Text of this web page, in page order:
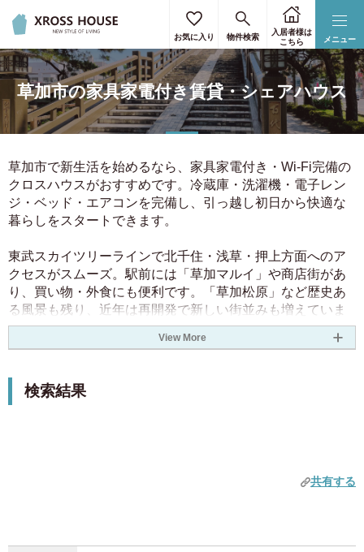
メニュー
お気に入り 物件検索
入居者様は
こちら
草加市の家具家電付き賃貸・シェアハウス
草加市で新生活を始めるなら、家具家電付き・Wi-Fi完備の
クロスハウスがおすすめです。冷蔵庫・洗濯機・電子レン
ジ・ベッド・エアコンを完備し、引っ越し初日から快適な
暮らしをスタートできます。
東武スカイツリーラインで北千住・浅草・押上方面へのア
クセスがスムーズ。駅前には「草加マルイ」や商店街があ
り、買い物・外食にも便利です。「草加松原」など歴史あ
る風景も残り、近年は再開発で新しい街並みも増えていま
す。都心近接でありながら、穏やかで安心して暮らせる環
境が整っています。
クロスハウスの家具家電付きアパートは、通勤・通学に便
利でプライバシーを重視した完全個室を提供。シェアハウ
View More
検索結果
共有する
駅・路線を選択 リセット
駅から探す
路線から探す
京都
奈良
兵庫
福岡
北海道
JR東日本
住所を選択 リセット
北海道
北海道 (1)
関東
東京都 (1024)
神奈川県 (167)
埼玉県 (51)
千葉県 (71)
中部
住所を選択 リセット
東京23区のみ選択 すべて選択
通勤・通学時間を選択 リセット
通勤・通学の最寄り駅をご入力ください。
3駅まで指定することができます。
目的駅
まで
所要時間
乗換回数
詳細条件を選択 リセット
キーワードで絞り込む
空き予定日
駅徒歩
女性専用物件を除外
敷金0円
下限なし
30円
40円
4.50円
50円
5.50円
60円
70円
80円
90円
上限なし
90円
70円
60円
50円
4.50円
40円
3.50円
30円
決定する クリア